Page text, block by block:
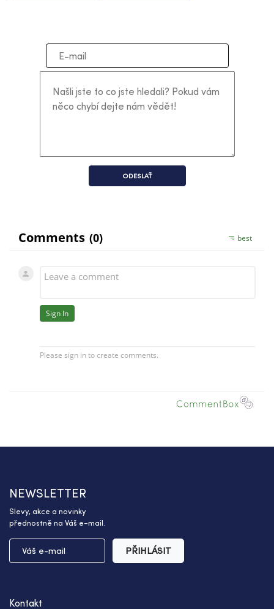
ODESLAŤ
NEWSLETTER
Slevy, akce a novinky
přednostně na Váš e-mail.
PŘIHLÁSIT
Kontakt